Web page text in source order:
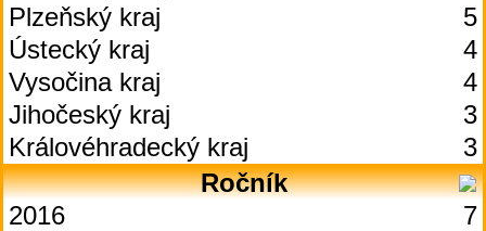
Plzeňský kraj
5
Ústecký kraj
4
Vysočina kraj
4
Jihočeský kraj
3
Královéhradecký kraj
3
Ročník
2016
7